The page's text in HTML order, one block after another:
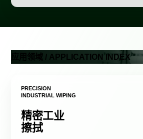
应用领域 / APPLICATION INDEX
PRECISION
INDUSTRIAL WIPING
精密工业
擦拭